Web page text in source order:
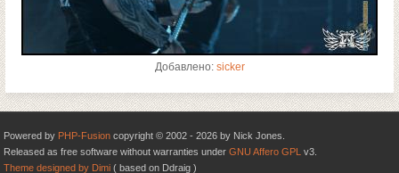
Добавлено: sicker
Powered by PHP-Fusion copyright © 2002 - 2026 by Nick Jones.
Released as free software without warranties under GNU Affero GPL v3.
Theme designed by Dimi ( based on Ddraig )